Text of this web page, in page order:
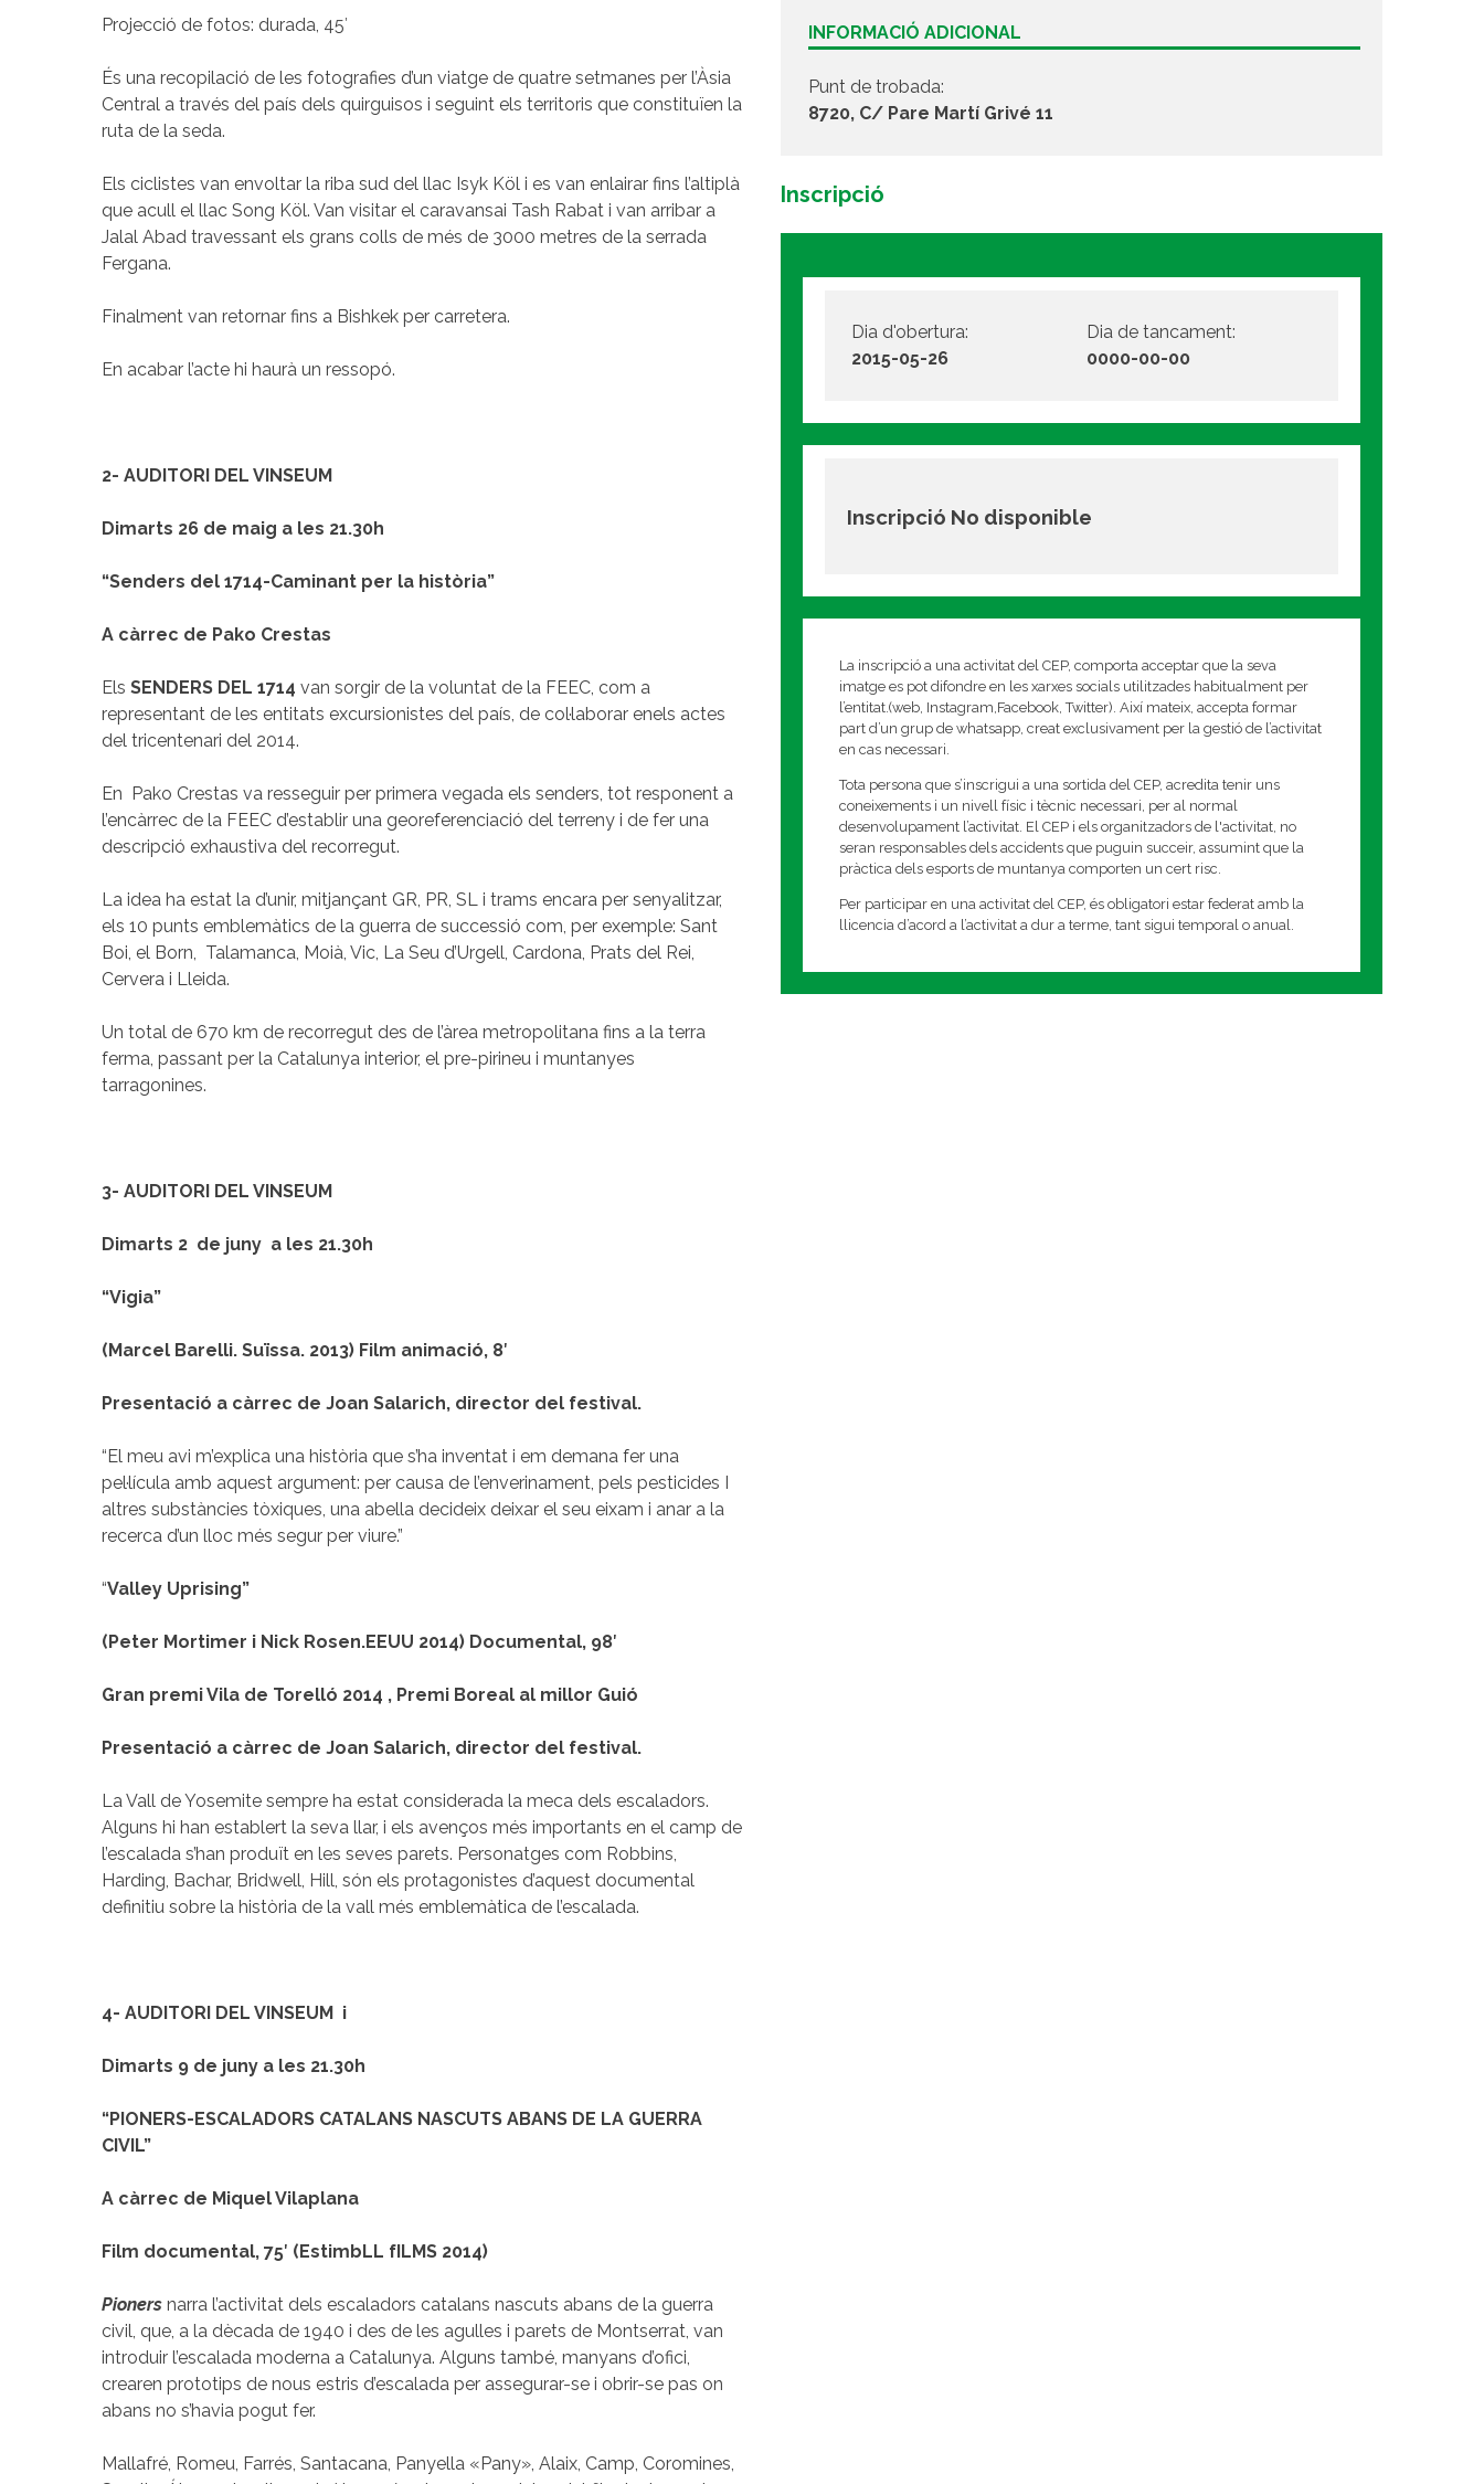
Projecció de fotos: durada, 45′
És una recopilació de les fotografies d’un viatge de quatre setmanes per l’Àsia
Central a través del país dels quirguisos i seguint els territoris que constituïen la
ruta de la seda.
Els ciclistes van envoltar la riba sud del llac Isyk Köl i es van enlairar fins l’altiplà
que acull el llac Song Köl. Van visitar el caravansai Tash Rabat i van arribar a
Jalal Abad travessant els grans colls de més de 3000 metres de la serrada
Fergana.
Finalment van retornar fins a Bishkek per carretera.
En acabar l’acte hi haurà un ressopó.
2- AUDITORI DEL VINSEUM
Dimarts 26 de maig a les 21.30h
“Senders del 1714-Caminant per la història”
A càrrec de Pako Crestas
Els SENDERS DEL 1714 van sorgir de la voluntat de la FEEC, com a
representant de les entitats excursionistes del país, de col·laborar enels actes
del tricentenari del 2014.
En Pako Crestas va resseguir per primera vegada els senders, tot responent a
l’encàrrec de la FEEC d’establir una georeferenciació del terreny i de fer una
descripció exhaustiva del recorregut.
La idea ha estat la d’unir, mitjançant GR, PR, SL i trams encara per senyalitzar,
els 10 punts emblemàtics de la guerra de successió com, per exemple: Sant
Boi, el Born, Talamanca, Moià, Vic, La Seu d’Urgell, Cardona, Prats del Rei,
Cervera i Lleida.
Un total de 670 km de recorregut des de l’àrea metropolitana fins a la terra
ferma, passant per la Catalunya interior, el pre-pirineu i muntanyes
tarragonines.
3- AUDITORI DEL VINSEUM
Dimarts 2 de juny a les 21.30h
“Vigia”
(Marcel Barelli. Suïssa. 2013) Film animació, 8′
Presentació a càrrec de Joan Salarich, director del festival.
“El meu avi m’explica una història que s’ha inventat i em demana fer una
pel·lícula amb aquest argument: per causa de l’enverinament, pels pesticides I
altres substàncies tòxiques, una abella decideix deixar el seu eixam i anar a la
recerca d’un lloc més segur per viure.”
“Valley Uprising”
(Peter Mortimer i Nick Rosen.EEUU 2014) Documental, 98′
Gran premi Vila de Torelló 2014 , Premi Boreal al millor Guió
Presentació a càrrec de Joan Salarich, director del festival.
La Vall de Yosemite sempre ha estat considerada la meca dels escaladors.
Alguns hi han establert la seva llar, i els avenços més importants en el camp de
l’escalada s’han produït en les seves parets. Personatges com Robbins,
Harding, Bachar, Bridwell, Hill, són els protagonistes d’aquest documental
definitiu sobre la història de la vall més emblemàtica de l’escalada.
4- AUDITORI DEL VINSEUM i
Dimarts 9 de juny a les 21.30h
“PIONERS-ESCALADORS CATALANS NASCUTS ABANS DE LA GUERRA
CIVIL”
A càrrec de Miquel Vilaplana
Film documental, 75′ (EstimbLL fILMS 2014)
Pioners narra l’activitat dels escaladors catalans nascuts abans de la guerra
civil, que, a la dècada de 1940 i des de les agulles i parets de Montserrat, van
introduir l’escalada moderna a Catalunya. Alguns també, manyans d’ofici,
crearen prototips de nous estris d’escalada per assegurar-se i obrir-se pas on
abans no s’havia pogut fer.
Mallafré, Romeu, Farrés, Santacana, Panyella «Pany», Alaix, Camp, Coromines,
INFORMACIÓ ADICIONAL
Punt de trobada:
8720, C/ Pare Martí Grivé 11
Inscripció
Dia d'obertura:
2015-05-26
Dia de tancament:
0000-00-00
Inscripció No disponible
La inscripció a una activitat del CEP, comporta acceptar que la seva
imatge es pot difondre en les xarxes socials utilitzades habitualment per
l’entitat.(web, Instagram,Facebook, Twitter). Així mateix, accepta formar
part d’un grup de whatsapp, creat exclusivament per la gestió de l’activitat
en cas necessari.
Tota persona que s’inscrigui a una sortida del CEP, acredita tenir uns
coneixements i un nivell físic i tècnic necessari, per al normal
desenvolupament l’activitat. El CEP i els organitzadors de l'activitat, no
seran responsables dels accidents que puguin succeir, assumint que la
pràctica dels esports de muntanya comporten un cert risc.
Per participar en una activitat del CEP, és obligatori estar federat amb la
llicencia d’acord a l’activitat a dur a terme, tant sigui temporal o anual.